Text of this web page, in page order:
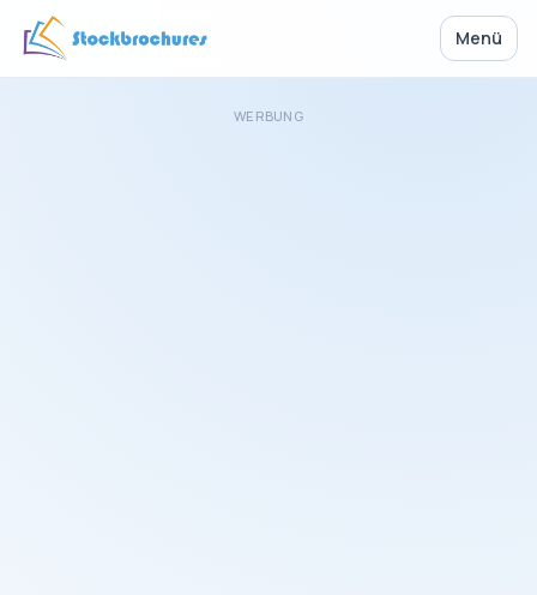
Menü
WERBUNG